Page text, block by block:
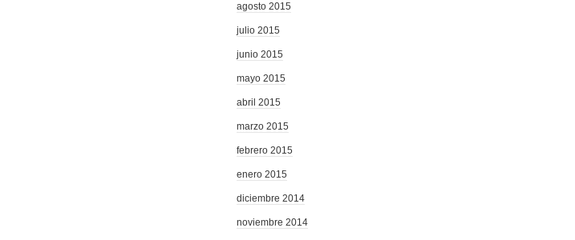
agosto 2015
julio 2015
junio 2015
mayo 2015
abril 2015
marzo 2015
febrero 2015
enero 2015
diciembre 2014
noviembre 2014